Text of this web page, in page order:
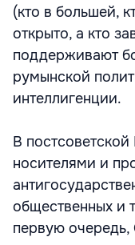
(кто в большей,
открыто, а кто
поддерживают
румынской
интеллигенции.
В
носителями и
общественных и
первую